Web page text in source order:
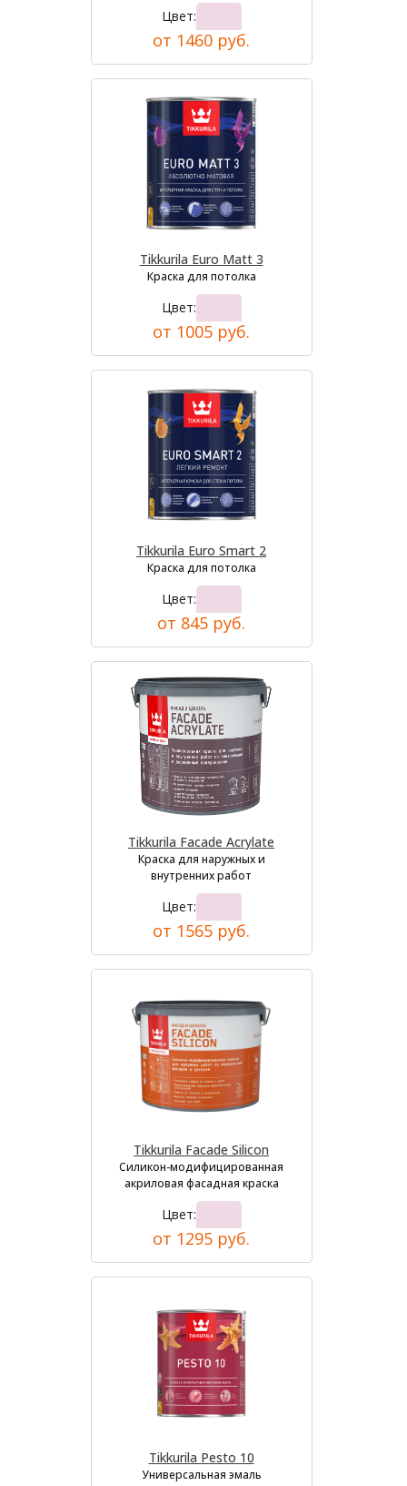
Цвет:
от 1460 руб.
Tikkurila Euro Matt 3
Краска для потолка
Цвет:
от 1005 руб.
Tikkurila Euro Smart 2
Краска для потолка
Цвет:
от 845 руб.
Tikkurila Facade Acrylate
Краска для наружных и
внутренних работ
Цвет:
от 1565 руб.
Tikkurila Facade Silicon
Силикон-модифицированная
акриловая фасадная краска
Цвет:
от 1295 руб.
Tikkurila Pesto 10
Универсальная эмаль